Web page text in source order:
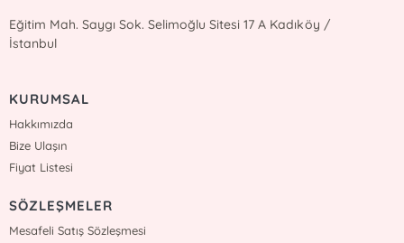
Eğitim Mah. Saygı Sok. Selimoğlu Sitesi 17 A Kadıköy /
İstanbul
KURUMSAL
Hakkımızda
Bize Ulaşın
Fiyat Listesi
SÖZLEŞMELER
Mesafeli Satış Sözleşmesi